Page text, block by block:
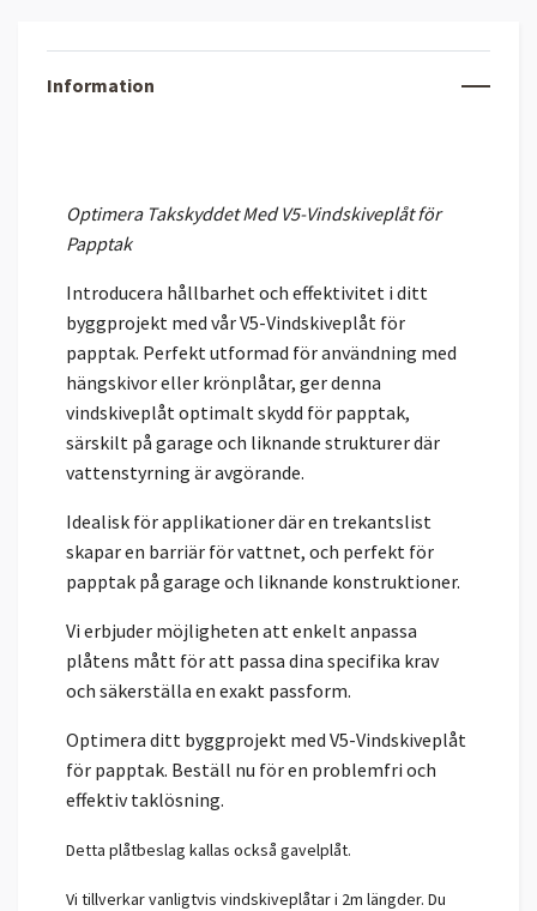
Information
Optimera Takskyddet Med V5-Vindskiveplåt för
Papptak
Introducera hållbarhet och effektivitet i ditt
byggprojekt med vår V5-Vindskiveplåt för
papptak. Perfekt utformad för användning med
hängskivor eller krönplåtar, ger denna
vindskiveplåt optimalt skydd för papptak,
särskilt på garage och liknande strukturer där
vattenstyrning är avgörande.
Idealisk för applikationer där en trekantslist
skapar en barriär för vattnet, och perfekt för
papptak på garage och liknande konstruktioner.
Vi erbjuder möjligheten att enkelt anpassa
plåtens mått för att passa dina specifika krav
och säkerställa en exakt passform.
Optimera ditt byggprojekt med V5-Vindskiveplåt
för papptak. Beställ nu för en problemfri och
effektiv taklösning.
Detta plåtbeslag kallas också gavelplåt.
Vi tillverkar vanligtvis vindskiveplåtar i 2m längder. Du